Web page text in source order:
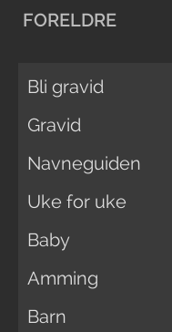
FORELDRE
Bli gravid
Gravid
Navneguiden
Uke for uke
Baby
Amming
Barn